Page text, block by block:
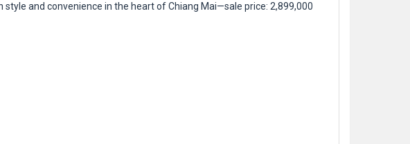
and convenience in the heart of Chiang Mai—sale price: 2,899,000